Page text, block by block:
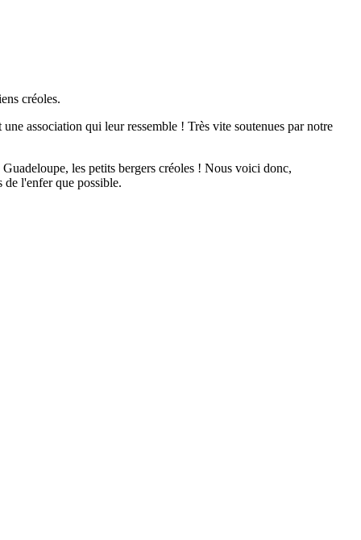
créoles.
association qui leur ressemble ! Très vite soutenues par notre
les petits bergers créoles ! Nous voici donc,
de l'enfer que possible.